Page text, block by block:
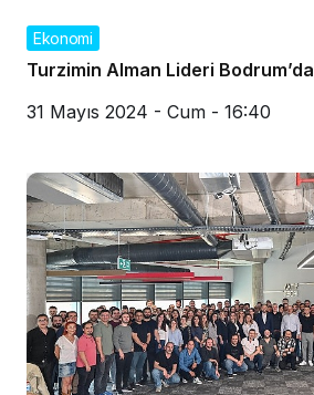
Ekonomi
Turzimin Alman Lideri Bodrum’da
31 Mayıs 2024 - Cum - 16:40